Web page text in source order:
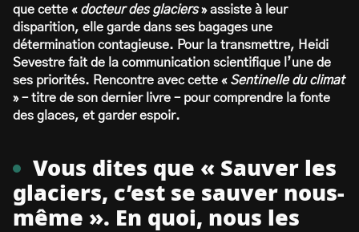
que cette « docteur des glaciers» assiste à leur
disparition, elle garde dans ses bagages une
détermination contagieuse. Pour la transmettre, Heidi
Sevestre fait de la communication scientifique l’une de
ses priorités. Rencontre avec cette « Sentinelle du climat
» – titre de son dernier livre – pour comprendre la fonte
des glaces, et garder espoir.
Vous dites que « Sauver les
glaciers, c’est se sauver nous-
même ». En quoi, nous les